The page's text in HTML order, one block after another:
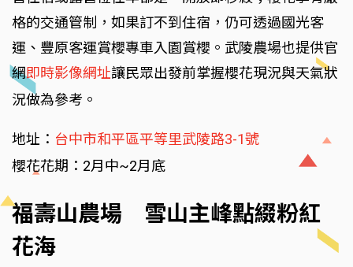
格的交通管制，如果訂不到住宿，仍可透過國光客
運、豐原客運賞櫻專車入園賞櫻。武陵農場也提供官
網即時影像網址讓民眾出發前掌握櫻花現況與天氣狀
況做為參考。
地址： 台中市和平區平等里武陵路3-1號
櫻花花期：2月中~2月底
福壽山農場 雪山主峰點綴粉紅
花海